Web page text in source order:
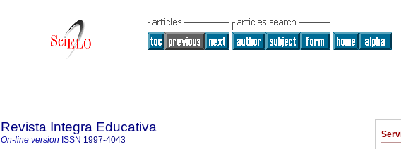
Revista Integra Educativa
On-line version ISSN 1997-4043